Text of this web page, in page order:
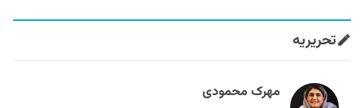
تحریریه
مهرک محمودی